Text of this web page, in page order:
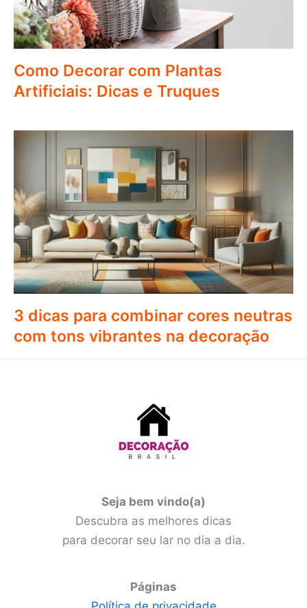
Como Decorar com Plantas
Artificiais: Dicas e Truques
3 dicas para combinar cores neutras
com tons vibrantes na decoração
Seja bem vindo(a)
Descubra as melhores dicas
para decorar seu lar no dia a dia.
Páginas